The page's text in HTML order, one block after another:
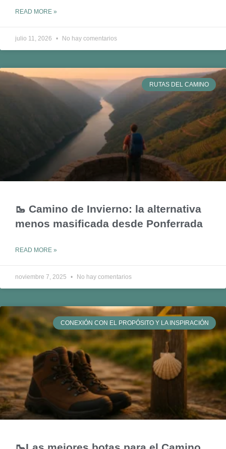
READ MORE »
julio 11, 2026 No hay comentarios
RUTAS DEL CAMINO
🥾 Camino de Invierno: la alternativa
menos masificada desde Ponferrada
READ MORE »
noviembre 7, 2025 No hay comentarios
CONEXIÓN CON EL PROPÓSITO Y LA INSPIRACIÓN